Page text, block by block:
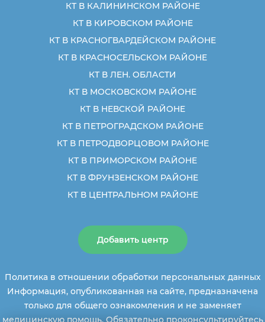
КТ В КАЛИНИНСКОМ РАЙОНЕ
КТ В КИРОВСКОМ РАЙОНЕ
КТ В КРАСНОГВАРДЕЙСКОМ РАЙОНЕ
КТ В КРАСНОСЕЛЬСКОМ РАЙОНЕ
КТ В ЛЕН. ОБЛАСТИ
КТ В МОСКОВСКОМ РАЙОНЕ
КТ В НЕВСКОЙ РАЙОНЕ
КТ В ПЕТРОГРАДСКОМ РАЙОНЕ
КТ В ПЕТРОДВОРЦОВОМ РАЙОНЕ
КТ В ПРИМОРСКОМ РАЙОНЕ
КТ В ФРУНЗЕНСКОМ РАЙОНЕ
КТ В ЦЕНТРАЛЬНОМ РАЙОНЕ
Добавить центр
Политика в отношении обработки персональных данных
Информация, опубликованная на сайте, предназначена
только для общего ознакомления и не заменяет
медицинскую помощь. Обязательно проконсультируйтесь